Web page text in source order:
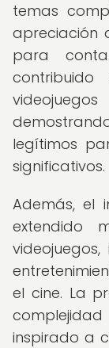
temas
apreciación
para
legítimos
significativos.
Además, el
extendido
el cine. La
inspirado a